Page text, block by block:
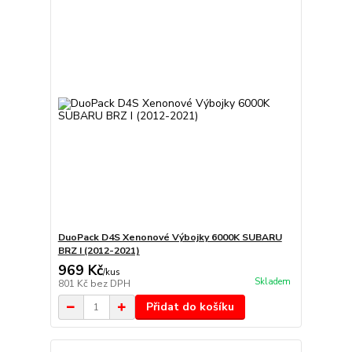
DuoPack D4S Xenonové Výbojky 6000K SUBARU
BRZ I (2012-2021)
969 Kč/kus
801 Kč bez DPH Skladem
Přidat do košíku